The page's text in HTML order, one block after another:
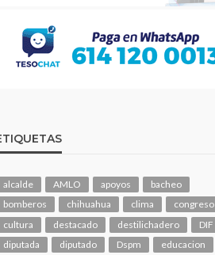
alcalde AMLO apoyos
bacheo
bomberos
chihuahua clima
congreso
cultura
destacado destilichadero
DIF
diputada
diputado Dspm
educacion